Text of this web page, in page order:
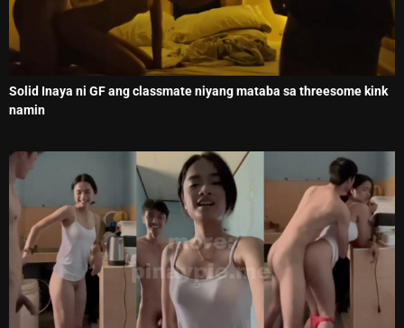
Solid Inaya ni GF ang classmate niyang mataba sa threesome kink
namin